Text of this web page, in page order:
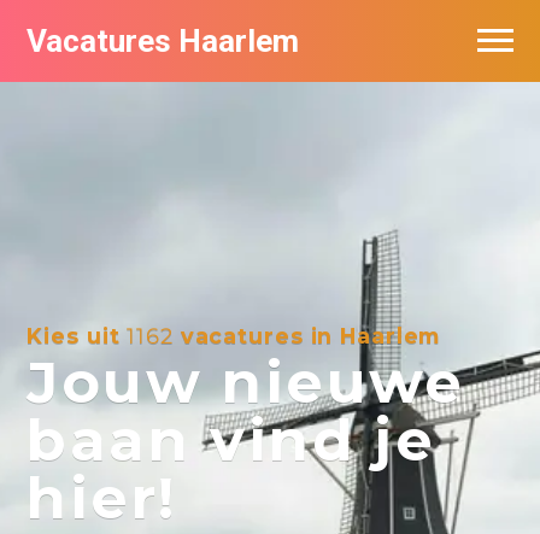
Vacatures Haarlem
Kies uit1162 vacatures in Haarlem
Jouw nieuwe
baan vind je
hier!
Vacatures per bedrijf in Haarlem